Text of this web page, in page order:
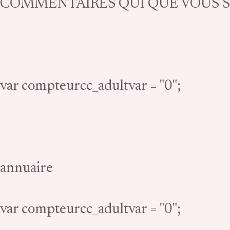
COMMENTAIRES QUI QUE VOUS
var compteurcc_adultvar = "0";
annuaire
var compteurcc_adultvar = "0";